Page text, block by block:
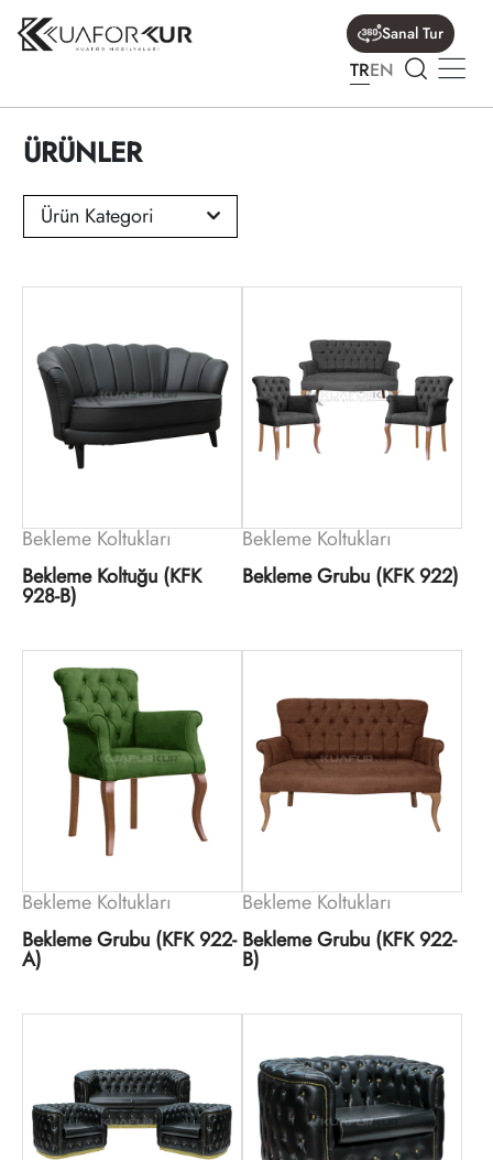
Sanal Tur
TREN
ÜRÜNLER
Ürün Kategori
Bekleme Koltukları
Bekleme Koltuğu (KFK
928-B)
Bekleme Koltukları
Bekleme Grubu (KFK 922)
Bekleme Koltukları
Bekleme Grubu (KFK 922-
A)
Bekleme Koltukları
Bekleme Grubu (KFK 922-
B)